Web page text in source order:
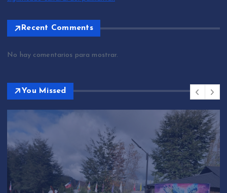
Recent Comments
No hay comentarios para mostrar.
You Missed
Sin categoría